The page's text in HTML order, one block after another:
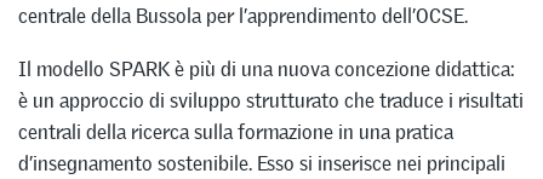
centrale della Bussola per l’apprendimento dell’OCSE.
Il modello SPARK è più di una nuova concezione didattica:
è un approccio di sviluppo strutturato che traduce i risultati
centrali della ricerca sulla formazione in una pratica
d’insegnamento sostenibile. Esso si inserisce nei principali